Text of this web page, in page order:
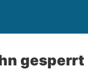
gesperrt